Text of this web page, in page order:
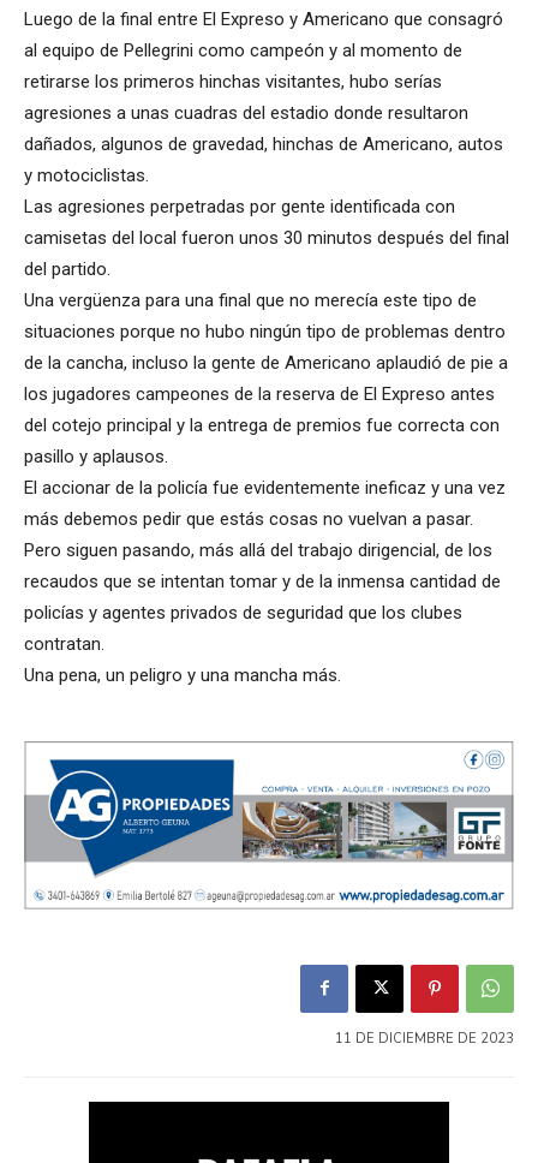
Luego de la final entre El Expreso y Americano que consagró
al equipo de Pellegrini como campeón y al momento de
retirarse los primeros hinchas visitantes, hubo serías
agresiones a unas cuadras del estadio donde resultaron
dañados, algunos de gravedad, hinchas de Americano, autos
y motociclistas.
Las agresiones perpetradas por gente identificada con
camisetas del local fueron unos 30 minutos después del final
del partido.
Una vergüenza para una final que no merecía este tipo de
situaciones porque no hubo ningún tipo de problemas dentro
de la cancha, incluso la gente de Americano aplaudió de pie a
los jugadores campeones de la reserva de El Expreso antes
del cotejo principal y la entrega de premios fue correcta con
pasillo y aplausos.
El accionar de la policía fue evidentemente ineficaz y una vez
más debemos pedir que estás cosas no vuelvan a pasar.
Pero siguen pasando, más allá del trabajo dirigencial, de los
recaudos que se intentan tomar y de la inmensa cantidad de
policías y agentes privados de seguridad que los clubes
contratan.
Una pena, un peligro y una mancha más.
11 DE DICIEMBRE DE 2023